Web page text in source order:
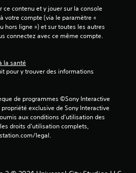
ce contenu et y jouer sur la console
votre compte (via le paramètre «
hors ligne ») et sur toutes les autres
connectez avec ce même compte.
la santé
de programmes ©Sony Interactive
exclusive de Sony Interactive
aux conditions d’utilisation des
droits d’utilisation complets,
legal.